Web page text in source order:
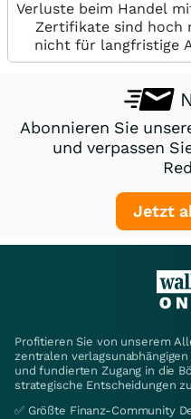
Verluste beim Handel
Zertifikate sind hoch
nicht für langfristige
Abonnieren Sie
und verpassen
Jetzt
Profitieren Sie von unserem
zentralen
und fundierten Zugang in die
strategische Entscheidungen
✅ Größte Finanz-Community